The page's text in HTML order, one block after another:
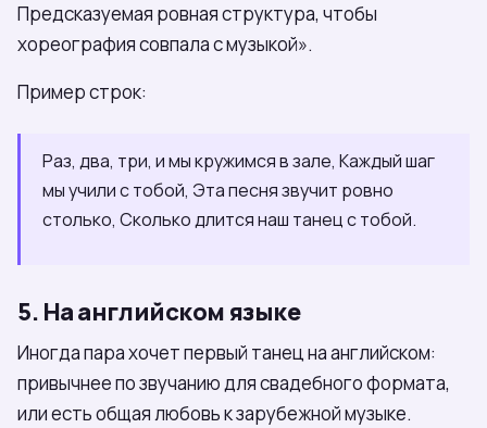
Предсказуемая ровная структура, чтобы
хореография совпала с музыкой».
Пример строк:
Раз, два, три, и мы кружимся в зале, Каждый шаг
мы учили с тобой, Эта песня звучит ровно
столько, Сколько длится наш танец с тобой.
5. На английском языке
Иногда пара хочет первый танец на английском:
привычнее по звучанию для свадебного формата,
или есть общая любовь к зарубежной музыке.